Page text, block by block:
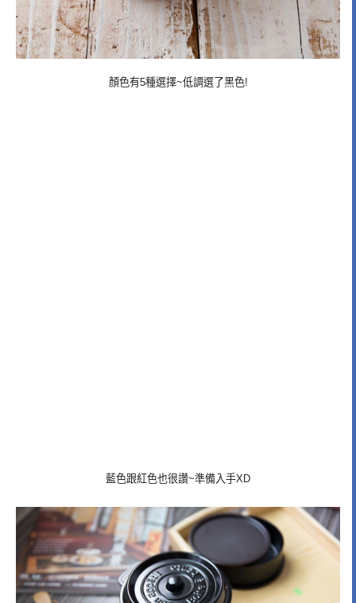
顏色有5種選擇~低調選了黑色!
藍色跟紅色也很讚~準備入手XD